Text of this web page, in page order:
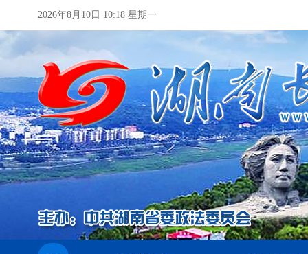
2026年8月10日 10:18 星期一